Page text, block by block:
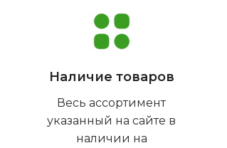
Наличие товаров
Весь ассортимент
указанный на сайте в
наличии на